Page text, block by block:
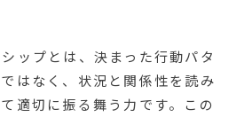
ップとは、決まった行動パタ
はなく、状況と関係性を読み
適切に振る舞う力です。この